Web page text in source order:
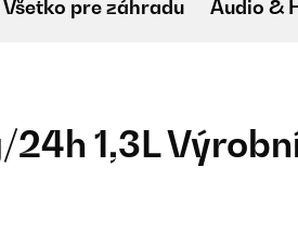
Všetko pre záhradu Audio &
1,3L